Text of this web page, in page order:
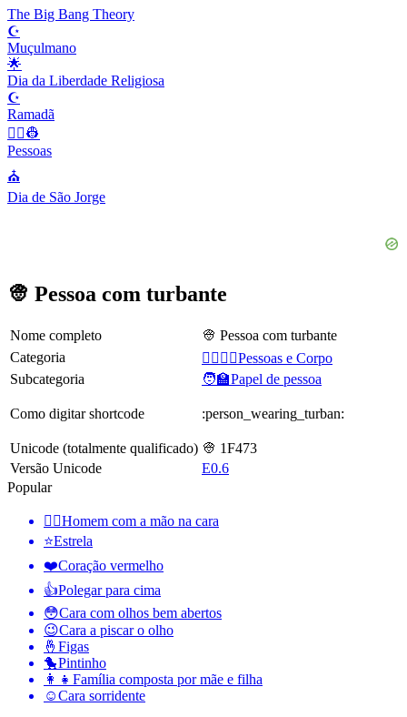
The Big Bang Theory
☪️
Muçulmano
🌟
Dia da Liberdade Religiosa
☪️
Ramadã
👨‍✈️👷
Pessoas
⛪️
Dia de São Jorge
👳 Pessoa com turbante
Nome completo
👳 Pessoa com turbante
Categoria
👩‍❤️‍💋‍👨Pessoas e Corpo
Subcategoria
🧑‍🏫Papel de pessoa
Como digitar shortcode :person_wearing_turban:
Unicode (totalmente qualificado) 👳 1F473
Versão Unicode
E0.6
Popular
🤦‍♂️Homem com a mão na cara
⭐Estrela
❤️Coração vermelho
👍Polegar para cima
😳Cara com olhos bem abertos
😉Cara a piscar o olho
🤞 Figas
🐤Pintinho
👩‍👧 Família composta por mãe e filha
☺️Cara sorridente